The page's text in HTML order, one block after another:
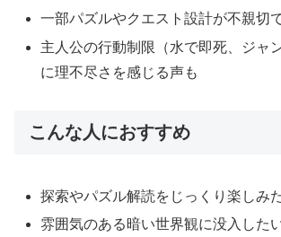
一部パズルやクエスト設計が不親切
主人公の行動制限（水で即死、ジャ
に理不尽さを感じる声も
こんな人におすすめ
探索やパズル解読をじっくり楽しみ
雰囲気のある暗い世界観に没入した